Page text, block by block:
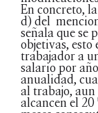
En concreto,
d) del
señala que se
objetivas, esto
trabajador a
salario por
anualidad,
al trabajo,
alcancen el 20